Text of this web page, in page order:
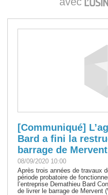
[Communiqué]
Bard a fini la
barrage de
08/09/2020 10:00
Après trois années de travaux
période probatoire de
l’entreprise Demathieu Bard
de livrer le barrage de Mervent